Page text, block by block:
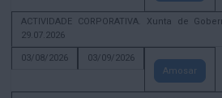
ACTIVIDADE CORPORATIVA. Xunta de
29.07.2026
03/08/2026
03/09/2026
Amosar